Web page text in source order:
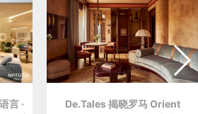
言 ·
De.Tales 揭晓罗马 Orient